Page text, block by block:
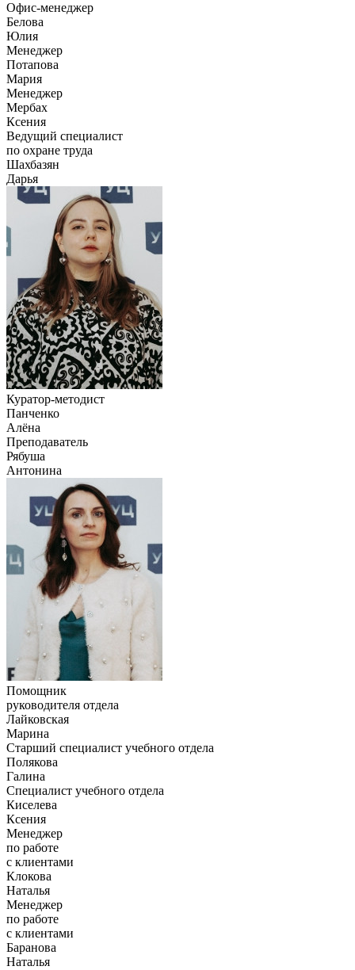
Офис-менеджер
Белова
Юлия
Менеджер
Потапова
Мария
Менеджер
Мербах
Ксения
Ведущий специалист
по охране труда
Шахбазян
Дарья
Куратор-методист
Панченко
Алёна
Преподаватель
Рябуша
Антонина
Помощник
руководителя отдела
Лайковская
Марина
Старший специалист учебного отдела
Полякова
Галина
Специалист учебного отдела
Киселева
Ксения
Менеджер
по работе
с клиентами
Клокова
Наталья
Менеджер
по работе
с клиентами
Баранова
Наталья